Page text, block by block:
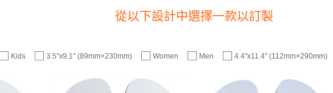
從以下設計中選擇一款以訂製
Kids 3.5"x9.1" (89mm×230mm) Women Men 4.4"x11.4" (112mm×290mm)